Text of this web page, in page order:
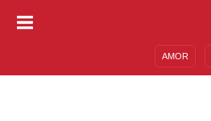
AMOR